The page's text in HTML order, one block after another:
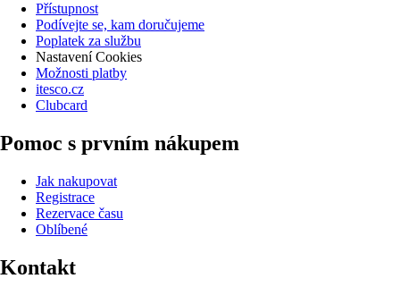
Přístupnost
Podívejte se, kam doručujeme
Poplatek za službu
Nastavení Cookies
Možnosti platby
itesco.cz
Clubcard
Pomoc s prvním nákupem
Jak nakupovat
Registrace
Rezervace času
Oblíbené
Kontakt